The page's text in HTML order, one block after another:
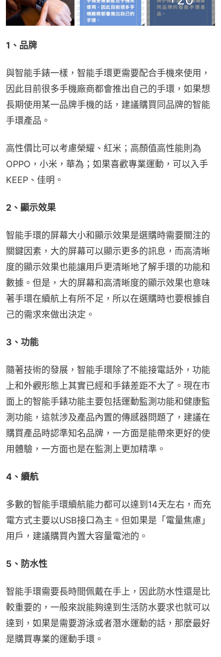
1、品牌
與智能手錶一樣，智能手環更需要配合手機來使用，
因此目前很多手機廠商都會推出自己的手環，如果想
長期使用某一品牌手機的話，建議購買同品牌的智能
手環產品。
高性價比可以考慮榮耀、紅米；高顏值高性能則為
OPPO，小米，華為；如果喜歡專業運動，可以入手
KEEP、佳明。
2、顯示效果
智能手環的屏幕大小和顯示效果是選購時需要關注的
關鍵因素，大的屏幕可以顯示更多的訊息，而高清晰
度的顯示效果也能讓用戶更清晰地了解手環的功能和
數據。但是，大的屏幕和高清晰度的顯示效果也意味
著手環在續航上有所不足，所以在選購時也要根據自
己的需求來做出決定。
3、功能
隨著技術的發展，智能手環除了不能接電話外，功能
上和外觀形態上其實已經和手錶差距不大了。現在市
面上的智能手錶功能主要包括運動監測功能和健康監
測功能，這就涉及產品內置的傳感器問題了，建議在
購買產品時認準知名品牌，一方面是能帶來更好的使
用體驗，一方面也是在監測上更加精準。
4、續航
多數的智能手環續航能力都可以達到14天左右，而充
電方式主要以USB接口為主。但如果是「電量焦慮」
用戶，建議購買內置大容量電池的。
5、防水性
智能手環需要長時間佩戴在手上，因此防水性還是比
較重要的，一般來說能夠達到生活防水要求也就可以
達到，如果是需要游泳或者潛水運動的話，那麼最好
是購買專業的運動手環。